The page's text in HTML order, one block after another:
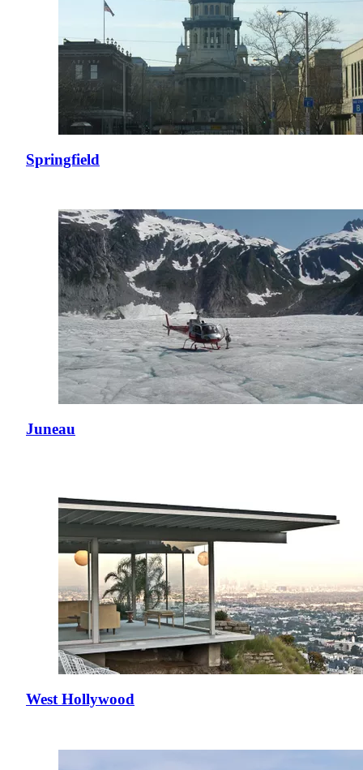
Springfield
Juneau
West Hollywood